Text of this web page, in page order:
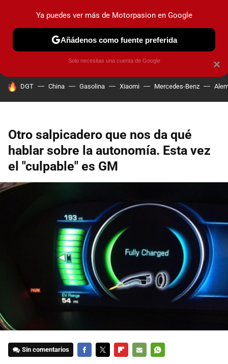
PRUEBAS COCHES ELÉCTRICOS OBSERVATORIO
HOY SE HABLA DE
DGT China Gasolina Xiaomi Mercedes-Benz
Otro salpicadero que nos da qué
hablar sobre la autonomía. Esta vez
el "culpable" es GM
Sin comentarios
×
Ya puedes ver más de Motorpasion en Google
Añádenos como fuente preferida
Solo necesitas una cuenta de Google